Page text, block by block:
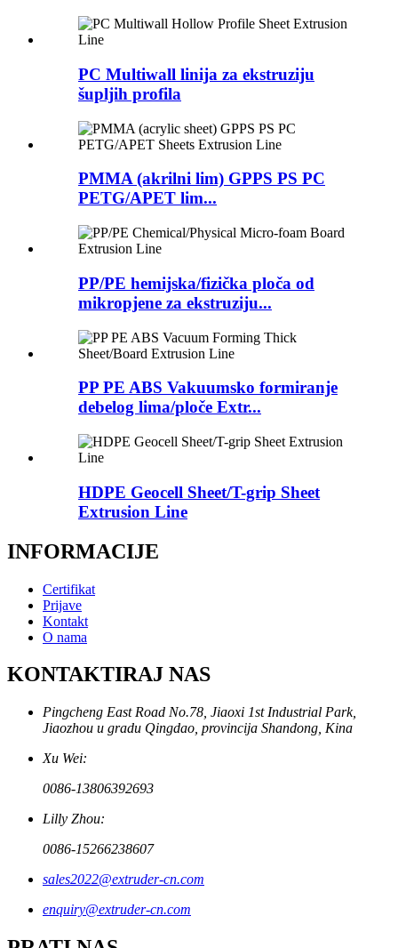
PC Multiwall linija za ekstruziju
šupljih profila
PMMA (akrilni lim) GPPS PS PC
PETG/APET lim...
PP/PE hemijska/fizička ploča od
mikropjene za ekstruziju...
PP PE ABS Vakuumsko formiranje
debelog lima/ploče Extr...
HDPE Geocell Sheet/T-grip Sheet
Extrusion Line
INFORMACIJE
Certifikat
Prijave
Kontakt
O nama
KONTAKTIRAJ NAS
Pingcheng East Road No.78, Jiaoxi 1st Industrial Park,
Jiaozhou u gradu Qingdao, provincija Shandong, Kina
Xu Wei:
0086-13806392693
Lilly Zhou:
0086-15266238607
sales2022@extruder-cn.com
enquiry@extruder-cn.com